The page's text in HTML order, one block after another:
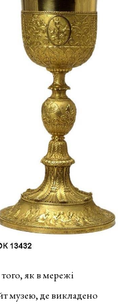
як в мережі
музею, де викладено